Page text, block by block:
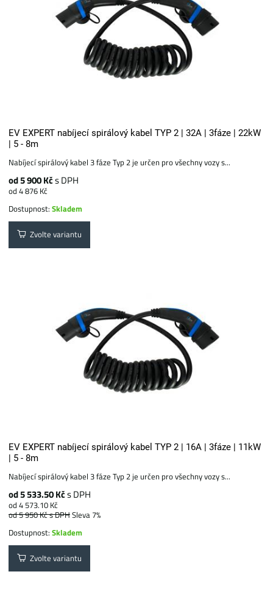
EV EXPERT nabíjecí spirálový kabel TYP 2 | 32A | 3fáze | 22kW
| 5 - 8m
Nabíjecí spirálový kabel 3 fáze Typ 2 je určen pro všechny vozy s...
od 5 900 Kčs DPH
od 4 876 Kč
Dostupnost:Skladem
Zvolte variantu
EV EXPERT nabíjecí spirálový kabel TYP 2 | 16A | 3fáze | 11kW
| 5 - 8m
Nabíjecí spirálový kabel 3 fáze Typ 2 je určen pro všechny vozy s...
od 5 533.50 Kčs DPH
od 4 573.10 Kč
od 5 950 Kčs DPHSleva 7%
Dostupnost:Skladem
Zvolte variantu